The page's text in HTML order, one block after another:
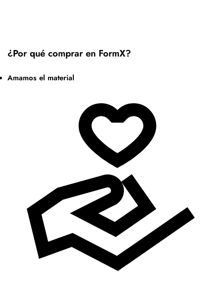
¿Por qué comprar en FormX?
Amamos el material